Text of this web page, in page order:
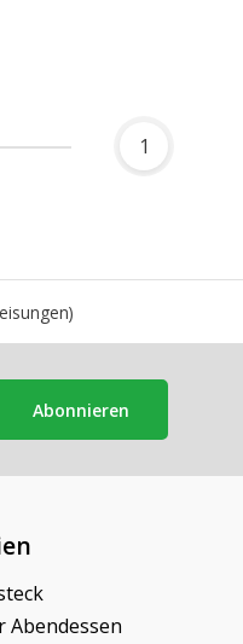
1
Abonnieren
Abendessen